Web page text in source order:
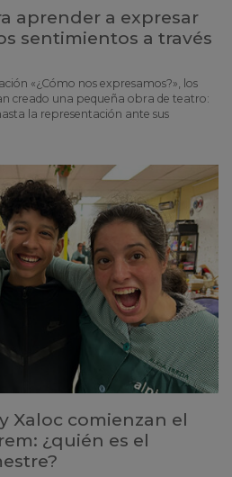
aprender a expresar
sentimientos a través
«¿Cómo nos expresamos?», los
creado una pequeña obra de teatro:
la representación ante sus
Xaloc comienzan el
¿quién es el